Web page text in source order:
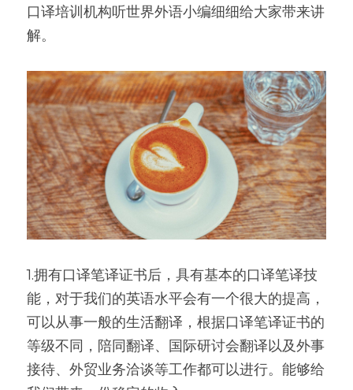
口译培训机构听世界外语小编细细给大家带来讲
解。
1.拥有口译笔译证书后，具有基本的口译笔译技
能，对于我们的英语水平会有一个很大的提高，
可以从事一般的生活翻译，根据口译笔译证书的
等级不同，陪同翻译、国际研讨会翻译以及外事
接待、外贸业务洽谈等工作都可以进行。能够给